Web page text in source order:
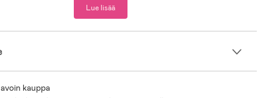
integroitu sadesuoja.
materiaalista.
selässä.
ja 2020 Beckmannin Classic sai korkeimman arvosanan
lehdessä.
PET-pullot.
Lue lisää
kauppa